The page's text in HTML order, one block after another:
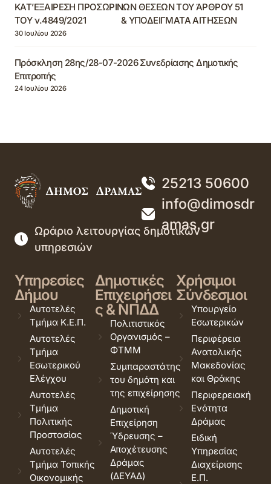
ΚΑΤ’ΕΞΑΙΡΕΣΗ ΠΡΟΣΩΡΙΝΩΝ ΘΕΣΕΩΝ ΤΟΥ ΆΡΘΡΟΥ 51
ΤΟΥ ν.4849/2021 & ΥΠΟΔΕΙΓΜΑΤΑ ΑΙΤΗΣΕΩΝ
30 Ιουλίου 2026
Πρόσκληση 28ης/28-07-2026 Συνεδρίασης Δημοτικής
Επιτροπής
24 Ιουλίου 2026
25213 50600
info@dimosdr
amas.gr
Ωράριο λειτουργίας δημοτικών
υπηρεσιών
Υπηρεσίες
Δήμου
Αυτοτελές
Τμήμα Κ.Ε.Π.
Αυτοτελές
Τμήμα
Εσωτερικού
Ελέγχου
Αυτοτελές
Τμήμα
Πολιτικής
Προστασίας
Αυτοτελές
Τμήμα Τοπικής
Οικονομικής
Δημοτικές
Επιχειρήσει
ς & ΝΠΔΔ
Πολιτιστικός
Οργανισμός –
ΦΤΜΜ
Συμπαραστάτης
του δημότη και
της επιχείρησης
Δημοτική
Επιχείρηση
Ύδρευσης –
Αποχέτευσης
Δράμας
(ΔΕΥΑΔ)
Χρήσιμοι
Σύνδεσμοι
Υπουργείο
Εσωτερικών
Περιφέρεια
Ανατολικής
Μακεδονίας
και Θράκης
Περιφερειακή
Ενότητα
Δράμας
Ειδική
Υπηρεσίας
Διαχείρισης
Ε.Π.